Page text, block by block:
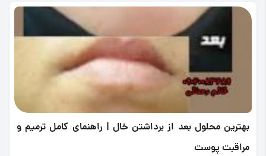
بهترین محلول بعد از برداشتن خال | راهنمای کامل ترمیم و
مراقبت پوست